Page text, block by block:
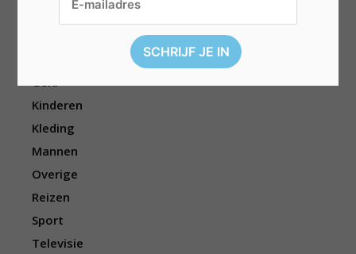
Geld
Kinderen
Kleding
Mannen
Overige
Reizen
Sport
Televisie